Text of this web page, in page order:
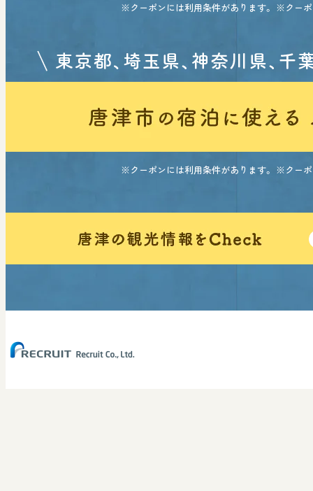
※クーポンには利用条件があります。 ※クー
※クーポンには利用条件があります。 ※クー